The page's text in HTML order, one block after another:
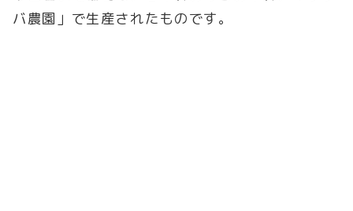
バ農園」で生産されたものです。